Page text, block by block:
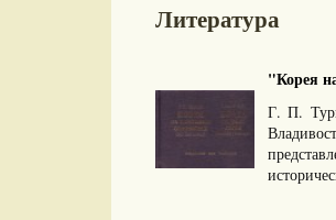
Литература
"Корея
Г. П.